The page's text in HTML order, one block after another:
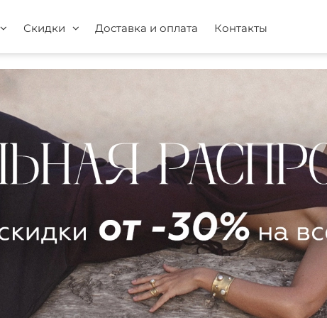
Скидки Доставка и оплата Контакты